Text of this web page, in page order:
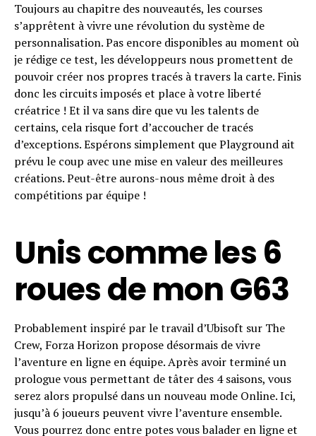
Toujours au chapitre des nouveautés, les courses
s’apprêtent à vivre une révolution du système de
personnalisation. Pas encore disponibles au moment où
je rédige ce test, les développeurs nous promettent de
pouvoir créer nos propres tracés à travers la carte. Finis
donc les circuits imposés et place à votre liberté
créatrice ! Et il va sans dire que vu les talents de
certains, cela risque fort d’accoucher de tracés
d’exceptions. Espérons simplement que Playground ait
prévu le coup avec une mise en valeur des meilleures
créations. Peut-être aurons-nous même droit à des
compétitions par équipe !
Unis comme les 6
roues de mon G63
Probablement inspiré par le travail d’Ubisoft sur The
Crew, Forza Horizon propose désormais de vivre
l’aventure en ligne en équipe. Après avoir terminé un
prologue vous permettant de tâter des 4 saisons, vous
serez alors propulsé dans un nouveau mode Online. Ici,
jusqu’à 6 joueurs peuvent vivre l’aventure ensemble.
Vous pourrez donc entre potes vous balader en ligne et